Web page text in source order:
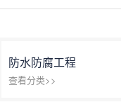
防水防腐工程
查看分类>>